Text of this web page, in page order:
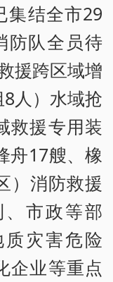
集结全市29
防队全员待
援跨区域增
人）水域抢
救援专用装
舟17艘、橡
）消防救援
市政等部
灾害危险
企业等重点